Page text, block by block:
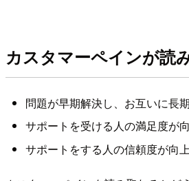
カスタマーペインが読
問題が早期解決し、お互いに長
サポートを受ける人の満足度が向
サポートをする人の信頼度が向上